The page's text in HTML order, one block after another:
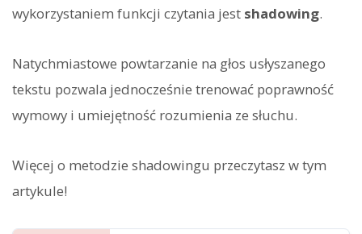
wykorzystaniem funkcji czytania jest shadowing.
Natychmiastowe powtarzanie na głos usłyszanego
tekstu pozwala jednocześnie trenować poprawność
wymowy i umiejętność rozumienia ze słuchu.
Więcej o metodzie shadowingu przeczytasz w tym
artykule!